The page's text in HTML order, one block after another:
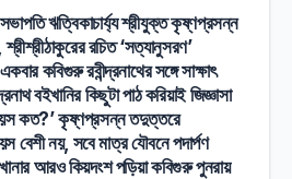
ঋত্বিকাচার্য্য শ্রীযুক্ত কৃষ্ণপ্রসন্ন
রচিত ‘সত্যানুসরণ’
কবিগুরু রবীন্দ্রনাথের সঙ্গে সাক্ষাৎ
বইখানির কিছুটা পাঠ করিয়াই জিজ্ঞাসা
কত?’ কৃষ্ণপ্রসন্ন তদুত্তরে
বেশী নয়, সবে মাত্র যৌবনে পদার্পণ
আরও কিয়দংশ পড়িয়া কবিগুরু পুনরায়